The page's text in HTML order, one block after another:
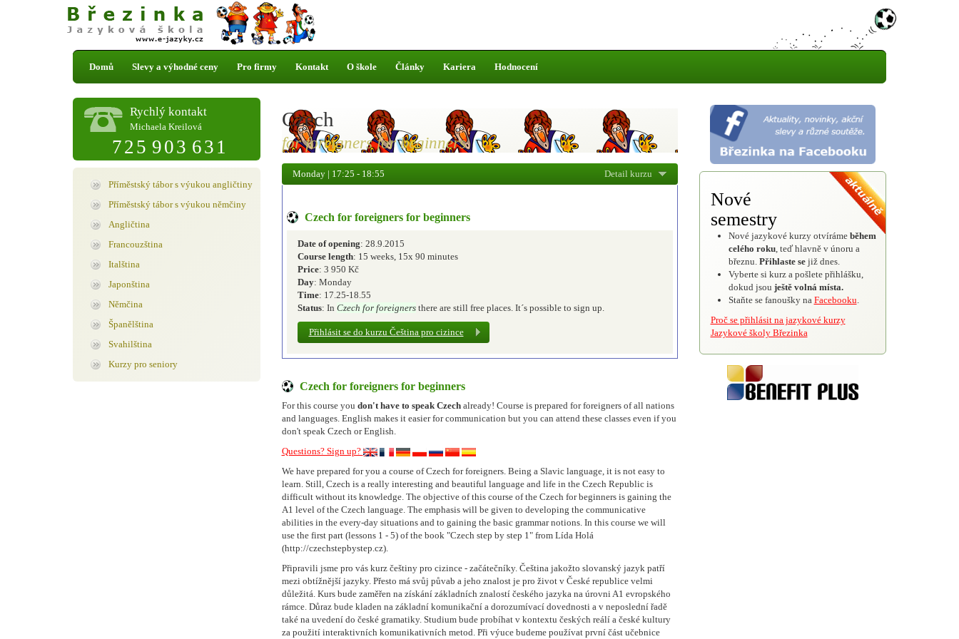
Domů Slevy a výhodné ceny Pro firmy Kontakt O škole Články Kariera Hodnocení
Rychlý kontakt
Michaela Kreilová
725 903 631
Příměstský tábor s výukou angličtiny
Příměstský tábor s výukou němčiny
Angličtina
Francouzština
Italština
Japonština
Němčina
Španělština
Svahilština
Kurzy pro seniory
Czech
for foreigners for beginners
Monday | 17:25 - 18:55 Detail kurzu
Czech for foreigners for beginners
Date of opening: 28.9.2015
Course length: 15 weeks, 15x 90 minutes
Price: 3 950 Kč
Day: Monday
Time: 17.25-18.55
Status: In Czech for foreignersthere are still free places. It´s possible to sign up.
Přihlásit se do kurzu Čeština pro cizince
Czech for foreigners for beginners
For this course you don't have to speak Czechalready! Course is prepared for foreigners of all nations
and languages. English makes it easier for communication but you can attend these classes even if you
don't speak Czech or English.
Questions? Sign up?
We have prepared for you a course of Czech for foreigners. Being a Slavic language, it is not easy to
learn. Still, Czech is a really interesting and beautiful language and life in the Czech Republic is
difficult without its knowledge. The objective of this course of the Czech for beginners is gaining the
A1 level of the Czech language. The emphasis will be given to developing the communicative
abilities in the every-day situations and to gaining the basic grammar notions. In this course we will
use the first part (lessons 1 - 5) of the book "Czech step by step 1" from Lída Holá
(http://czechstepbystep.cz).
Připravili jsme pro vás kurz češtiny pro cizince - začátečníky. Čeština jakožto slovanský jazyk patří
mezi obtížnější jazyky. Přesto má svůj půvab a jeho znalost je pro život v České republice velmi
důležitá. Kurs bude zaměřen na získání základních znalostí českého jazyka na úrovni A1 evropského
rámce. Důraz bude kladen na základní komunikační a dorozumívací dovednosti a v neposlední řadě
také na uvedení do české gramatiky. Studium bude probíhat v kontextu českých reálí a české kultury
za použití interaktivních komunikativních metod. Při výuce budeme používat první část učebnice
Nové
semestry
Nové jazykové kurzy otvíráme během
celého roku, teď hlavně v únoru a
březnu. Přihlaste sejiž dnes.
Vyberte si kurz a pošlete přihlášku,
dokud jsou ještě volná místa.
Staňte se fanoušky na Facebooku
Proč se přihlásit na jazykové kurzy
Jazykové školy Březinka